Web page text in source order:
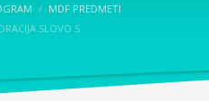
MDF PREDMETI
SLOVO S